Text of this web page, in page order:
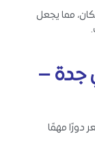
مما يجعل
جدة –
دورًا مهمًا